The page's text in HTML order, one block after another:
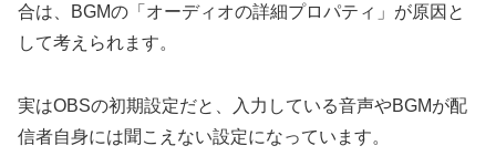
合は、BGMの「オーディオの詳細プロパティ」が原因と
して考えられます。
実はOBSの初期設定だと、入力している音声やBGMが配
信者自身には聞こえない設定になっています。